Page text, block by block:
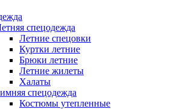
спецодежда
Летние спецовки
Куртки летние
Брюки летние
Летние жилеты
Халаты
спецодежда
Костюмы утепленные